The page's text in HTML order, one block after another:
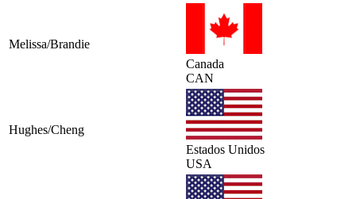
Melissa/Brandie
Canada
CAN
Hughes/Cheng
Estados Unidos
USA